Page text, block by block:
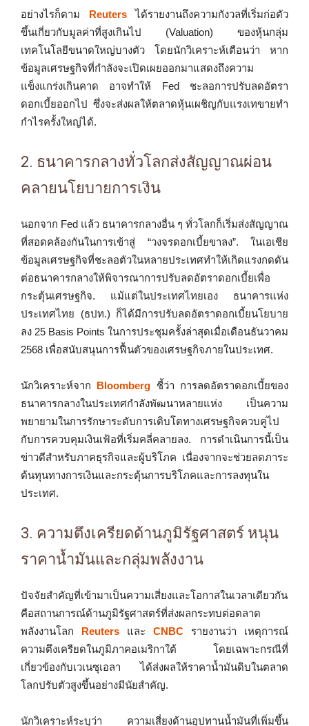
อย่างไรก็ตาม Reutersได้รายงานถึงความกังวลที่เริ่มก่อตัว
ขึ้นเกี่ยวกับมูลค่าที่สูงเกินไป (Valuation) ของหุ้นกลุ่ม
เทคโนโลยีขนาดใหญ่บางตัว โดยนักวิเคราะห์เตือนว่า หาก
ข้อมูลเศรษฐกิจที่กำลังจะเปิดเผยออกมาแสดงถึงความ
แข็งแกร่งเกินคาด อาจทำให้ Fed ชะลอการปรับลดอัตรา
ดอกเบี้ยออกไป ซึ่งจะส่งผลให้ตลาดหุ้นเผชิญกับแรงเทขายทำ
กำไรครั้งใหญ่ได้.
2. ธนาคารกลางทั่วโลกส่งสัญญาณผ่อน
คลายนโยบายการเงิน
นอกจาก Fed แล้ว ธนาคารกลางอื่น ๆ ทั่วโลกก็เริ่มส่งสัญญาณ
ที่สอดคล้องกันในการเข้าสู่ “วงจรดอกเบี้ยขาลง”. ในเอเชีย
ข้อมูลเศรษฐกิจที่ชะลอตัวในหลายประเทศทำให้เกิดแรงกดดัน
ต่อธนาคารกลางให้พิจารณาการปรับลดอัตราดอกเบี้ยเพื่อ
กระตุ้นเศรษฐกิจ. แม้แต่ในประเทศไทยเอง ธนาคารแห่ง
ประเทศไทย (ธปท.) ก็ได้มีการปรับลดอัตราดอกเบี้ยนโยบาย
ลง 25 Basis Points ในการประชุมครั้งล่าสุดเมื่อเดือนธันวาคม
2568 เพื่อสนับสนุนการฟื้นตัวของเศรษฐกิจภายในประเทศ.
นักวิเคราะห์จาก Bloomberg ชี้ว่า การลดอัตราดอกเบี้ยของ
ธนาคารกลางในประเทศกำลังพัฒนาหลายแห่ง เป็นความ
พยายามในการรักษาระดับการเติบโตทางเศรษฐกิจควบคู่ไป
กับการควบคุมเงินเฟ้อที่เริ่มคลี่คลายลง. การดำเนินการนี้เป็น
ข่าวดีสำหรับภาคธุรกิจและผู้บริโภค เนื่องจากจะช่วยลดภาระ
ต้นทุนทางการเงินและกระตุ้นการบริโภคและการลงทุนใน
ประเทศ.
3. ความตึงเครียดด้านภูมิรัฐศาสตร์ หนุน
ราคาน้ำมันและกลุ่มพลังงาน
ปัจจัยสำคัญที่เข้ามาเป็นความเสี่ยงและโอกาสในเวลาเดียวกัน
คือสถานการณ์ด้านภูมิรัฐศาสตร์ที่ส่งผลกระทบต่อตลาด
พลังงานโลก Reuters และ CNBC รายงานว่า เหตุการณ์
ความตึงเครียดในภูมิภาคอเมริกาใต้ โดยเฉพาะกรณีที่
เกี่ยวข้องกับเวเนซุเอลา ได้ส่งผลให้ราคาน้ำมันดิบในตลาด
โลกปรับตัวสูงขึ้นอย่างมีนัยสำคัญ.
นักวิเคราะห์ระบุว่า ความเสี่ยงด้านอุปทานน้ำมันที่เพิ่มขึ้น